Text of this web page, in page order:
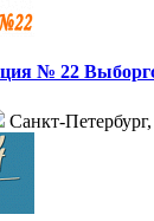
№ 22
Санкт-